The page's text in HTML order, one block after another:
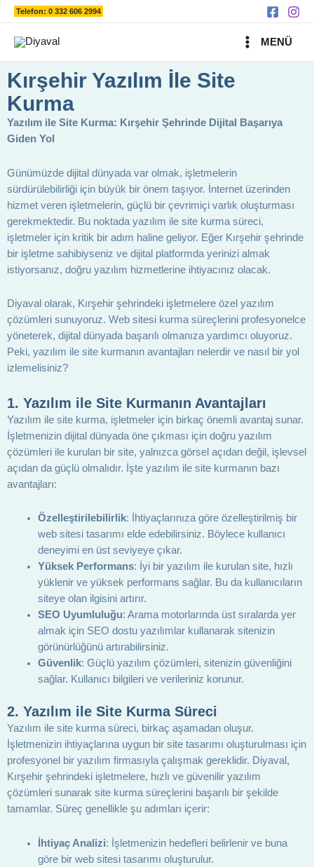
İçeriğeTelefon: 0 332 606 2994
MAIN
MENÜ
Kırşehir Yazılım İle Site
Kurma
Yazılım ile Site Kurma: Kırşehir Şehrinde Dijital Başarıya
Giden Yol
Günümüzde dijital dünyada var olmak, işletmelerin
sürdürülebilirliği için büyük bir önem taşıyor. İnternet üzerinden
hizmet veren işletmelerin, güçlü bir çevrimiçi varlık oluşturması
gerekmektedir. Bu noktada yazılım ile site kurma süreci,
işletmeler için kritik bir adım haline geliyor. Eğer Kırşehir şehrinde
bir işletme sahibiyseniz ve dijital platformda yerinizi almak
istiyorsanız, doğru yazılım hizmetlerine ihtiyacınız olacak.
Diyaval olarak, Kırşehir şehrindeki işletmelere özel yazılım
çözümleri sunuyoruz. Web sitesi kurma süreçlerini profesyonelce
yöneterek, dijital dünyada başarılı olmanıza yardımcı oluyoruz.
Peki, yazılım ile site kurmanın avantajları nelerdir ve nasıl bir yol
izlemelisiniz?
1. Yazılım ile Site Kurmanın Avantajları
Yazılım ile site kurma, işletmeler için birkaç önemli avantaj sunar.
İşletmenizin dijital dünyada öne çıkması için doğru yazılım
çözümleri ile kurulan bir site, yalnızca görsel açıdan değil, işlevsel
açıdan da güçlü olmalıdır. İşte yazılım ile site kurmanın bazı
avantajları:
Özelleştirilebilirlik: İhtiyaçlarınıza göre özelleştirilmiş bir
web sitesi tasarımı elde edebilirsiniz. Böylece kullanıcı
deneyimi en üst seviyeye çıkar.
Yüksek Performans: İyi bir yazılım ile kurulan site, hızlı
yüklenir ve yüksek performans sağlar. Bu da kullanıcıların
siteye olan ilgisini artırır.
SEO Uyumluluğu: Arama motorlarında üst sıralarda yer
almak için SEO dostu yazılımlar kullanarak sitenizin
görünürlüğünü artırabilirsiniz.
Güvenlik: Güçlü yazılım çözümleri, sitenizin güvenliğini
sağlar. Kullanıcı bilgileri ve verileriniz korunur.
2. Yazılım ile Site Kurma Süreci
Yazılım ile site kurma süreci, birkaç aşamadan oluşur.
İşletmenizin ihtiyaçlarına uygun bir site tasarımı oluşturulması için
profesyonel bir yazılım firmasıyla çalışmak gereklidir. Diyaval,
Kırşehir şehrindeki işletmelere, hızlı ve güvenilir yazılım
çözümleri sunarak site kurma süreçlerini başarılı bir şekilde
tamamlar. Süreç genellikle şu adımları içerir:
İhtiyaç Analizi: İşletmenizin hedefleri belirlenir ve buna
göre bir web sitesi tasarımı oluşturulur.
Ara